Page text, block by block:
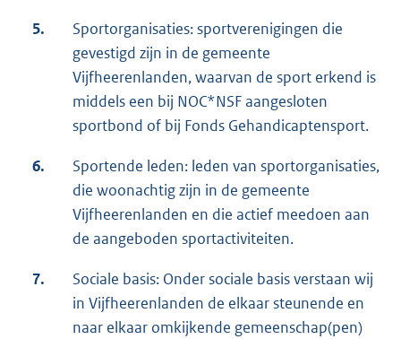
5.
Sportorganisaties: sportverenigingen die
gevestigd zijn in de gemeente
Vijfheerenlanden, waarvan de sport erkend is
middels een bij NOC*NSF aangesloten
sportbond of bij Fonds Gehandicaptensport.
6.
Sportende leden: leden van sportorganisaties,
die woonachtig zijn in de gemeente
Vijfheerenlanden en die actief meedoen aan
de aangeboden sportactiviteiten.
7.
Sociale basis: Onder sociale basis verstaan wij
in Vijfheerenlanden de elkaar steunende en
naar elkaar omkijkende gemeenschap(pen)